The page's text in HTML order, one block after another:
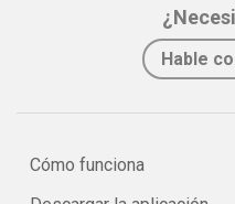
Hable
Cómo funciona